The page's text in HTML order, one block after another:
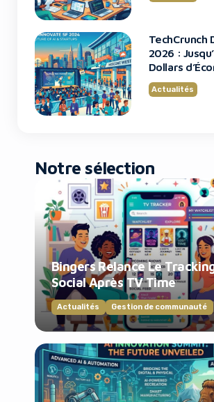
TechCrunch
2026 :
Dollars
Actualités
Notre sélection
Bingers Relance Le
Social Après TV Time
Actualités Gestion de communauté